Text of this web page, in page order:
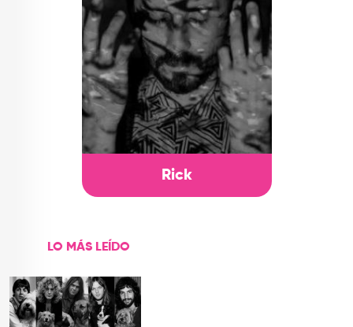
Rick
LO MÁS LEÍDO